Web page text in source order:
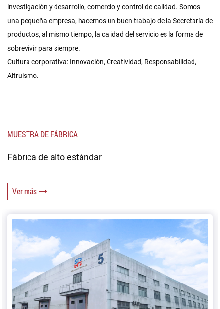
investigación y desarrollo, comercio y control de calidad. Somos
una pequeña empresa, hacemos un buen trabajo de la Secretaría de
productos, al mismo tiempo, la calidad del servicio es la forma de
sobrevivir para siempre.
Cultura corporativa: Innovación, Creatividad, Responsabilidad,
Altruismo.
MUESTRA DE FÁBRICA
Fábrica de alto estándar
Ver más